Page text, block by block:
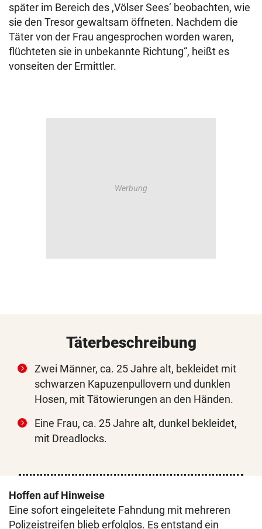
später im Bereich des ,Völser Sees‘ beobachten, wie
sie den Tresor gewaltsam öffneten. Nachdem die
Täter von der Frau angesprochen worden waren,
flüchteten sie in unbekannte Richtung“, heißt es
vonseiten der Ermittler.
Täterbeschreibung
Zwei Männer, ca. 25 Jahre alt, bekleidet mit
schwarzen Kapuzenpullovern und dunklen
Hosen, mit Tätowierungen an den Händen.
Eine Frau, ca. 25 Jahre alt, dunkel bekleidet,
mit Dreadlocks.
Hoffen auf Hinweise
Eine sofort eingeleitete Fahndung mit mehreren
Polizeistreifen blieb erfolglos. Es entstand ein